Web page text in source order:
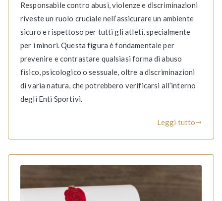
Responsabile contro abusi, violenze e discriminazioni
riveste un ruolo cruciale nell’assicurare un ambiente
sicuro e rispettoso per tutti gli atleti, specialmente
per i minori. Questa figura è fondamentale per
prevenire e contrastare qualsiasi forma di abuso
fisico, psicologico o sessuale, oltre a discriminazioni
di varia natura, che potrebbero verificarsi all’interno
degli Enti Sportivi.
Leggi tutto